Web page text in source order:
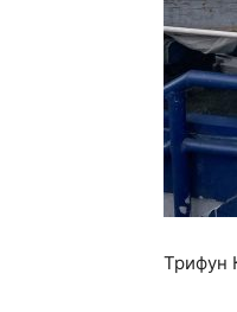
Трифун